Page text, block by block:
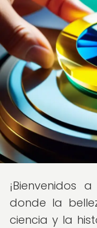
¡Bienvenidos a
donde la
ciencia y la